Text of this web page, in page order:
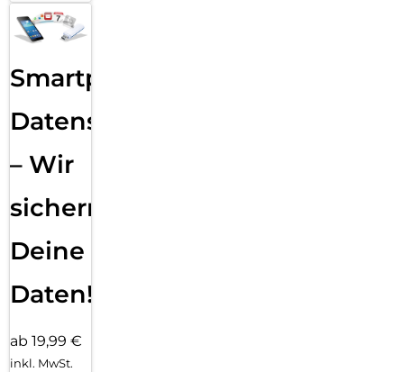
Smartphone
Datensicherung
– Wir
sichern
Deine
Daten!
ab 19,99 €
inkl. MwSt.